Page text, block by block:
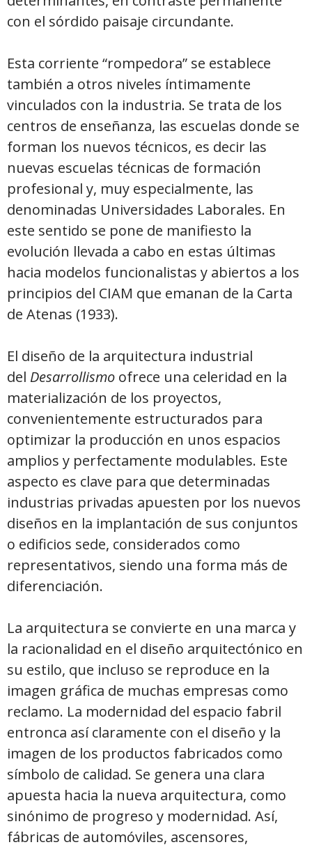
con el sórdido paisaje circundante.
Esta corriente “rompedora” se establece
también a otros niveles íntimamente
vinculados con la industria. Se trata de los
centros de enseñanza, las escuelas donde se
forman los nuevos técnicos, es decir las
nuevas escuelas técnicas de formación
profesional y, muy especialmente, las
denominadas Universidades Laborales. En
este sentido se pone de manifiesto la
evolución llevada a cabo en estas últimas
hacia modelos funcionalistas y abiertos a los
principios del CIAM que emanan de la Carta
de Atenas (1933).
El diseño de la arquitectura industrial
del Desarrollismo ofrece una celeridad en la
materialización de los proyectos,
convenientemente estructurados para
optimizar la producción en unos espacios
amplios y perfectamente modulables. Este
aspecto es clave para que determinadas
industrias privadas apuesten por los nuevos
diseños en la implantación de sus conjuntos
o edificios sede, considerados como
representativos, siendo una forma más de
diferenciación.
La arquitectura se convierte en una marca y
la racionalidad en el diseño arquitectónico en
su estilo, que incluso se reproduce en la
imagen gráfica de muchas empresas como
reclamo. La modernidad del espacio fabril
entronca así claramente con el diseño y la
imagen de los productos fabricados como
símbolo de calidad. Se genera una clara
apuesta hacia la nueva arquitectura, como
sinónimo de progreso y modernidad. Así,
fábricas de automóviles, ascensores,